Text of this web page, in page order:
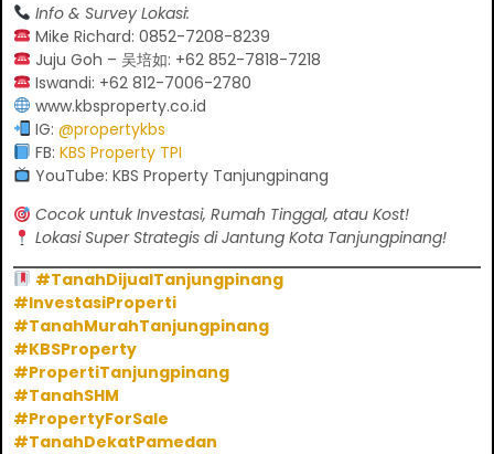
Info & Survey Lokasi:
Mike Richard: 0852-7208-8239
Juju Goh – 吴培如: +62 852-7818-7218
Iswandi: +62 812-7006-2780
www.kbsproperty.co.id
IG: @propertykbs
FB: KBS Property TPI
YouTube: KBS Property Tanjungpinang
Cocok untuk Investasi, Rumah Tinggal, atau Kost!
Lokasi Super Strategis di Jantung Kota Tanjungpinang!
#TanahDijualTanjungpinang
#InvestasiProperti
#TanahMurahTanjungpinang
#KBSProperty
#PropertiTanjungpinang
#TanahSHM
#PropertyForSale
#TanahDekatPamedan